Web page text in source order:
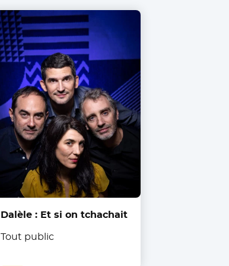
Dalèle : Et si on tchachait
Tout public